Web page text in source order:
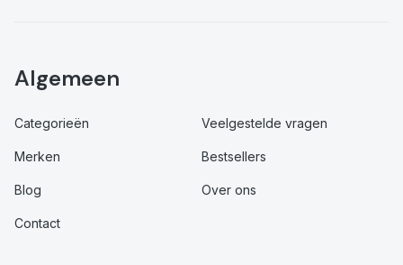
Algemeen
Categorieën Veelgestelde vragen
Merken Bestsellers
Blog Over ons
Contact